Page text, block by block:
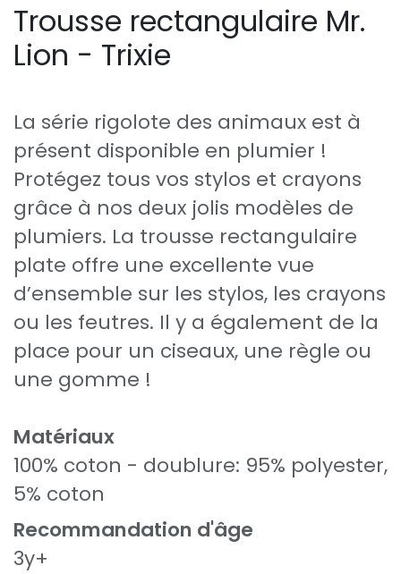
Trousse rectangulaire Mr.
Lion - Trixie
La série rigolote des animaux est à
présent disponible en plumier !
Protégez tous vos stylos et crayons
grâce à nos deux jolis modèles de
plumiers. La trousse rectangulaire
plate offre une excellente vue
d’ensemble sur les stylos, les crayons
ou les feutres. Il y a également de la
place pour un ciseaux, une règle ou
une gomme !
Matériaux
100% coton - doublure: 95% polyester,
5% coton
Recommandation d'âge
3y+